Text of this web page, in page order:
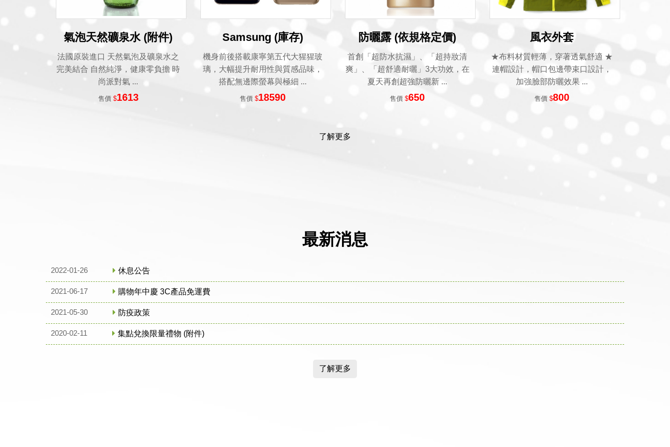
氣泡天然礦泉水 (附件)
法國原裝進口 天然氣泡及礦泉水之
完美結合 自然純淨，健康零負擔 時
尚派對氣 ...
售價 $1613
Samsung (庫存)
機身前後搭載康寧第五代大猩猩玻
璃，大幅提升耐用性與質感品味，
搭配無邊際螢幕與極細 ...
售價 $18590
防曬露 (依規格定價)
首創「超防水抗濕」、「超持妝清
爽」、「超舒適耐曬」3大功效，在
夏天再創超強防曬新 ...
售價 $650
風衣外套
★布料材質輕薄，穿著透氣舒適 ★
連帽設計，帽口包邊帶束口設計，
加強臉部防曬效果 ...
售價 $800
了解更多
最新消息
2022-01-26 休息公告
2021-06-17 購物年中慶 3C產品免運費
2021-05-30 防疫政策
2020-02-11 集點兌換限量禮物 (附件)
了解更多